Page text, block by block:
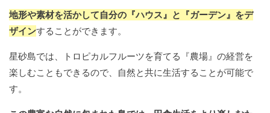
地形や素材を活かして自分の『ハウス』と『ガーデン』をデ
ザインすることができます。
星砂島では、トロピカルフルーツを育てる『農場』の経営を
楽しむこともできるので、自然と共に生活することが可能で
す。